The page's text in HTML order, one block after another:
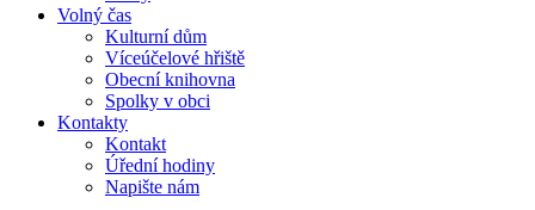
Volný čas
Kulturní dům
Víceúčelové hřiště
Obecní knihovna
Spolky v obci
Kontakty
Kontakt
Úřední hodiny
Napište nám